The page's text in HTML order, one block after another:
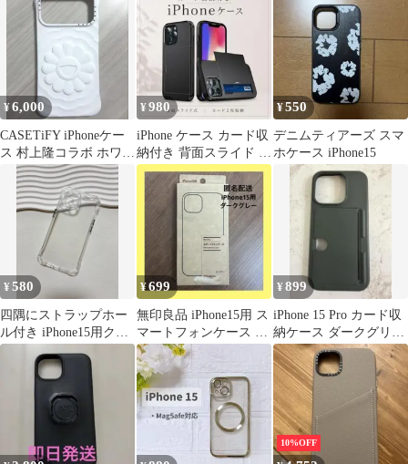
¥6,000
CASETiFY iPhoneケー
ス 村上隆コラボ ホワイ
ト 17Pro MAX
¥980
iPhone ケース カード収
納付き 背面スライド ブ
ラック iPhone15◎
¥550
デニムティアーズ スマ
ホケース iPhone15
¥580
四隅にストラップホー
ル付き iPhone15用クリ
アケース
¥699
無印良品 iPhone15用 ス
マートフォンケース ダ
ークグレー
¥899
iPhone 15 Pro カード収
納ケース ダークグリー
ン 韓国購入 美品
10%OFF